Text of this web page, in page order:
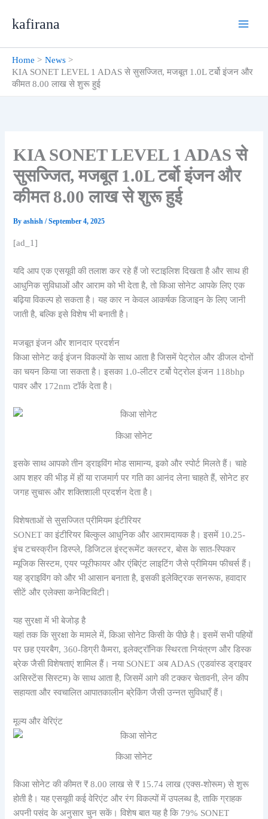
kafirana
Home
News
KIA SONET LEVEL 1 ADAS से सुसज्जित, मजबूत 1.0L टर्बो इंजन और
कीमत 8.00 लाख से शुरू हुई
KIA SONET LEVEL 1 ADAS से
सुसज्जित, मजबूत 1.0L टर्बो इंजन और
कीमत 8.00 लाख से शुरू हुई
Byashish/September 4, 2025
[ad_1]
यदि आप एक एसयूवी की तलाश कर रहे हैं जो स्टाइलिश दिखता है और साथ ही
आधुनिक सुविधाओं और आराम को भी देता है, तो किआ सोनेट आपके लिए एक
बढ़िया विकल्प हो सकता है। यह कार न केवल आकर्षक डिजाइन के लिए जानी
जाती है, बल्कि इसे विशेष भी बनाती है।
मजबूत इंजन और शानदार प्रदर्शन
किआ सोनेट कई इंजन विकल्पों के साथ आता है जिसमें पेट्रोल और डीजल दोनों
का चयन किया जा सकता है। इसका 1.0-लीटर टर्बो पेट्रोल इंजन 118bhp
पावर और 172nm टॉर्क देता है।
किआ सोनेट
इसके साथ आपको तीन ड्राइविंग मोड सामान्य, इको और स्पोर्ट मिलते हैं। चाहे
आप शहर की भीड़ में हों या राजमार्ग पर गति का आनंद लेना चाहते हैं, सोनेट हर
जगह सुचारू और शक्तिशाली प्रदर्शन देता है।
विशेषताओं से सुसज्जित प्रीमियम इंटीरियर
SONET का इंटीरियर बिल्कुल आधुनिक और आरामदायक है। इसमें 10.25-
इंच टचस्क्रीन डिस्प्ले, डिजिटल इंस्ट्रूमेंट क्लस्टर, बोस के सात-स्पिकर
म्यूजिक सिस्टम, एयर प्यूरीफायर और एंबिएंट लाइटिंग जैसे प्रीमियम फीचर्स हैं।
यह ड्राइविंग को और भी आसान बनाता है, इसकी इलेक्ट्रिक सनरूफ, हवादार
सीटें और एलेक्सा कनेक्टिविटी।
यह सुरक्षा में भी बेजोड़ है
यहां तक ​​कि सुरक्षा के मामले में, किआ सोनेट किसी के पीछे है। इसमें सभी पहियों
पर छह एयरबैग, 360-डिग्री कैमरा, इलेक्ट्रॉनिक स्थिरता नियंत्रण और डिस्क
ब्रेक जैसी विशेषताएं शामिल हैं। नया SONET अब ADAS (एडवांस्ड ड्राइवर
असिस्टेंस सिस्टम) के साथ आता है, जिसमें आगे की टक्कर चेतावनी, लेन कीप
सहायता और स्वचालित आपातकालीन ब्रेकिंग जैसी उन्नत सुविधाएँ हैं।
मूल्य और वेरिएंट
किआ सोनेट
किआ सोनेट की कीमत ₹ 8.00 लाख से ₹ ​​15.74 लाख (एक्स-शोरूम) से शुरू
होती है। यह एसयूवी कई वेरिएंट और रंग विकल्पों में उपलब्ध है, ताकि ग्राहक
अपनी पसंद के अनुसार चुन सकें। विशेष बात यह है कि 79% SONET